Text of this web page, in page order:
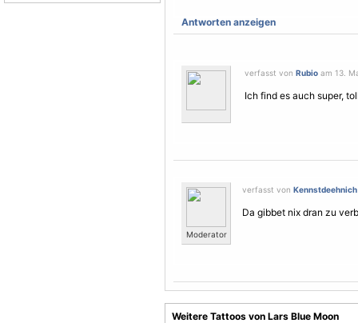
Antworten anzeigen
verfasst von Rubio am 13.
Ich find es auch super,
Moderator
verfasst von Kennstdeehnich
Da gibbet nix dran zu
Weitere Tattoos von Lars Blue Moon